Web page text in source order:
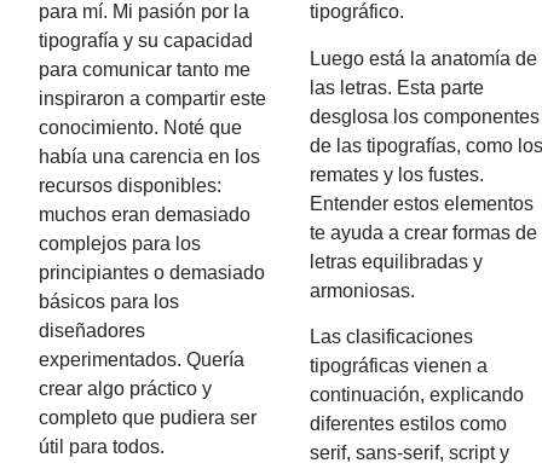
para mí. Mi pasión por la
tipografía y su capacidad
para comunicar tanto me
inspiraron a compartir este
conocimiento. Noté que
había una carencia en los
recursos disponibles:
muchos eran demasiado
complejos para los
principiantes o demasiado
básicos para los
diseñadores
experimentados. Quería
crear algo práctico y
completo que pudiera ser
útil para todos.
tipográfico.
Luego está la anatomía de
las letras. Esta parte
desglosa los componentes
de las tipografías, como
remates y los fustes.
Entender estos elementos
te ayuda a crear formas de
letras equilibradas y
armoniosas.
Las clasificaciones
tipográficas vienen a
continuación, explicando
diferentes estilos como
serif, sans-serif, script y